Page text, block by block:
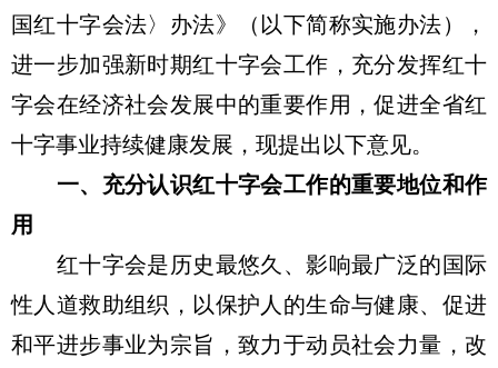
国红十字会法〉办法》（以下简称实施办法），
进一步加强新时期红十字会工作，充分发挥红十
字会在经济社会发展中的重要作用，促进全省红
十字事业持续健康发展，现提出以下意见。
一、充分认识红十字会工作的重要地位和作
用
红十字会是历史最悠久、影响最广泛的国际
性人道救助组织，以保护人的生命与健康、促进
和平进步事业为宗旨，致力于动员社会力量，改